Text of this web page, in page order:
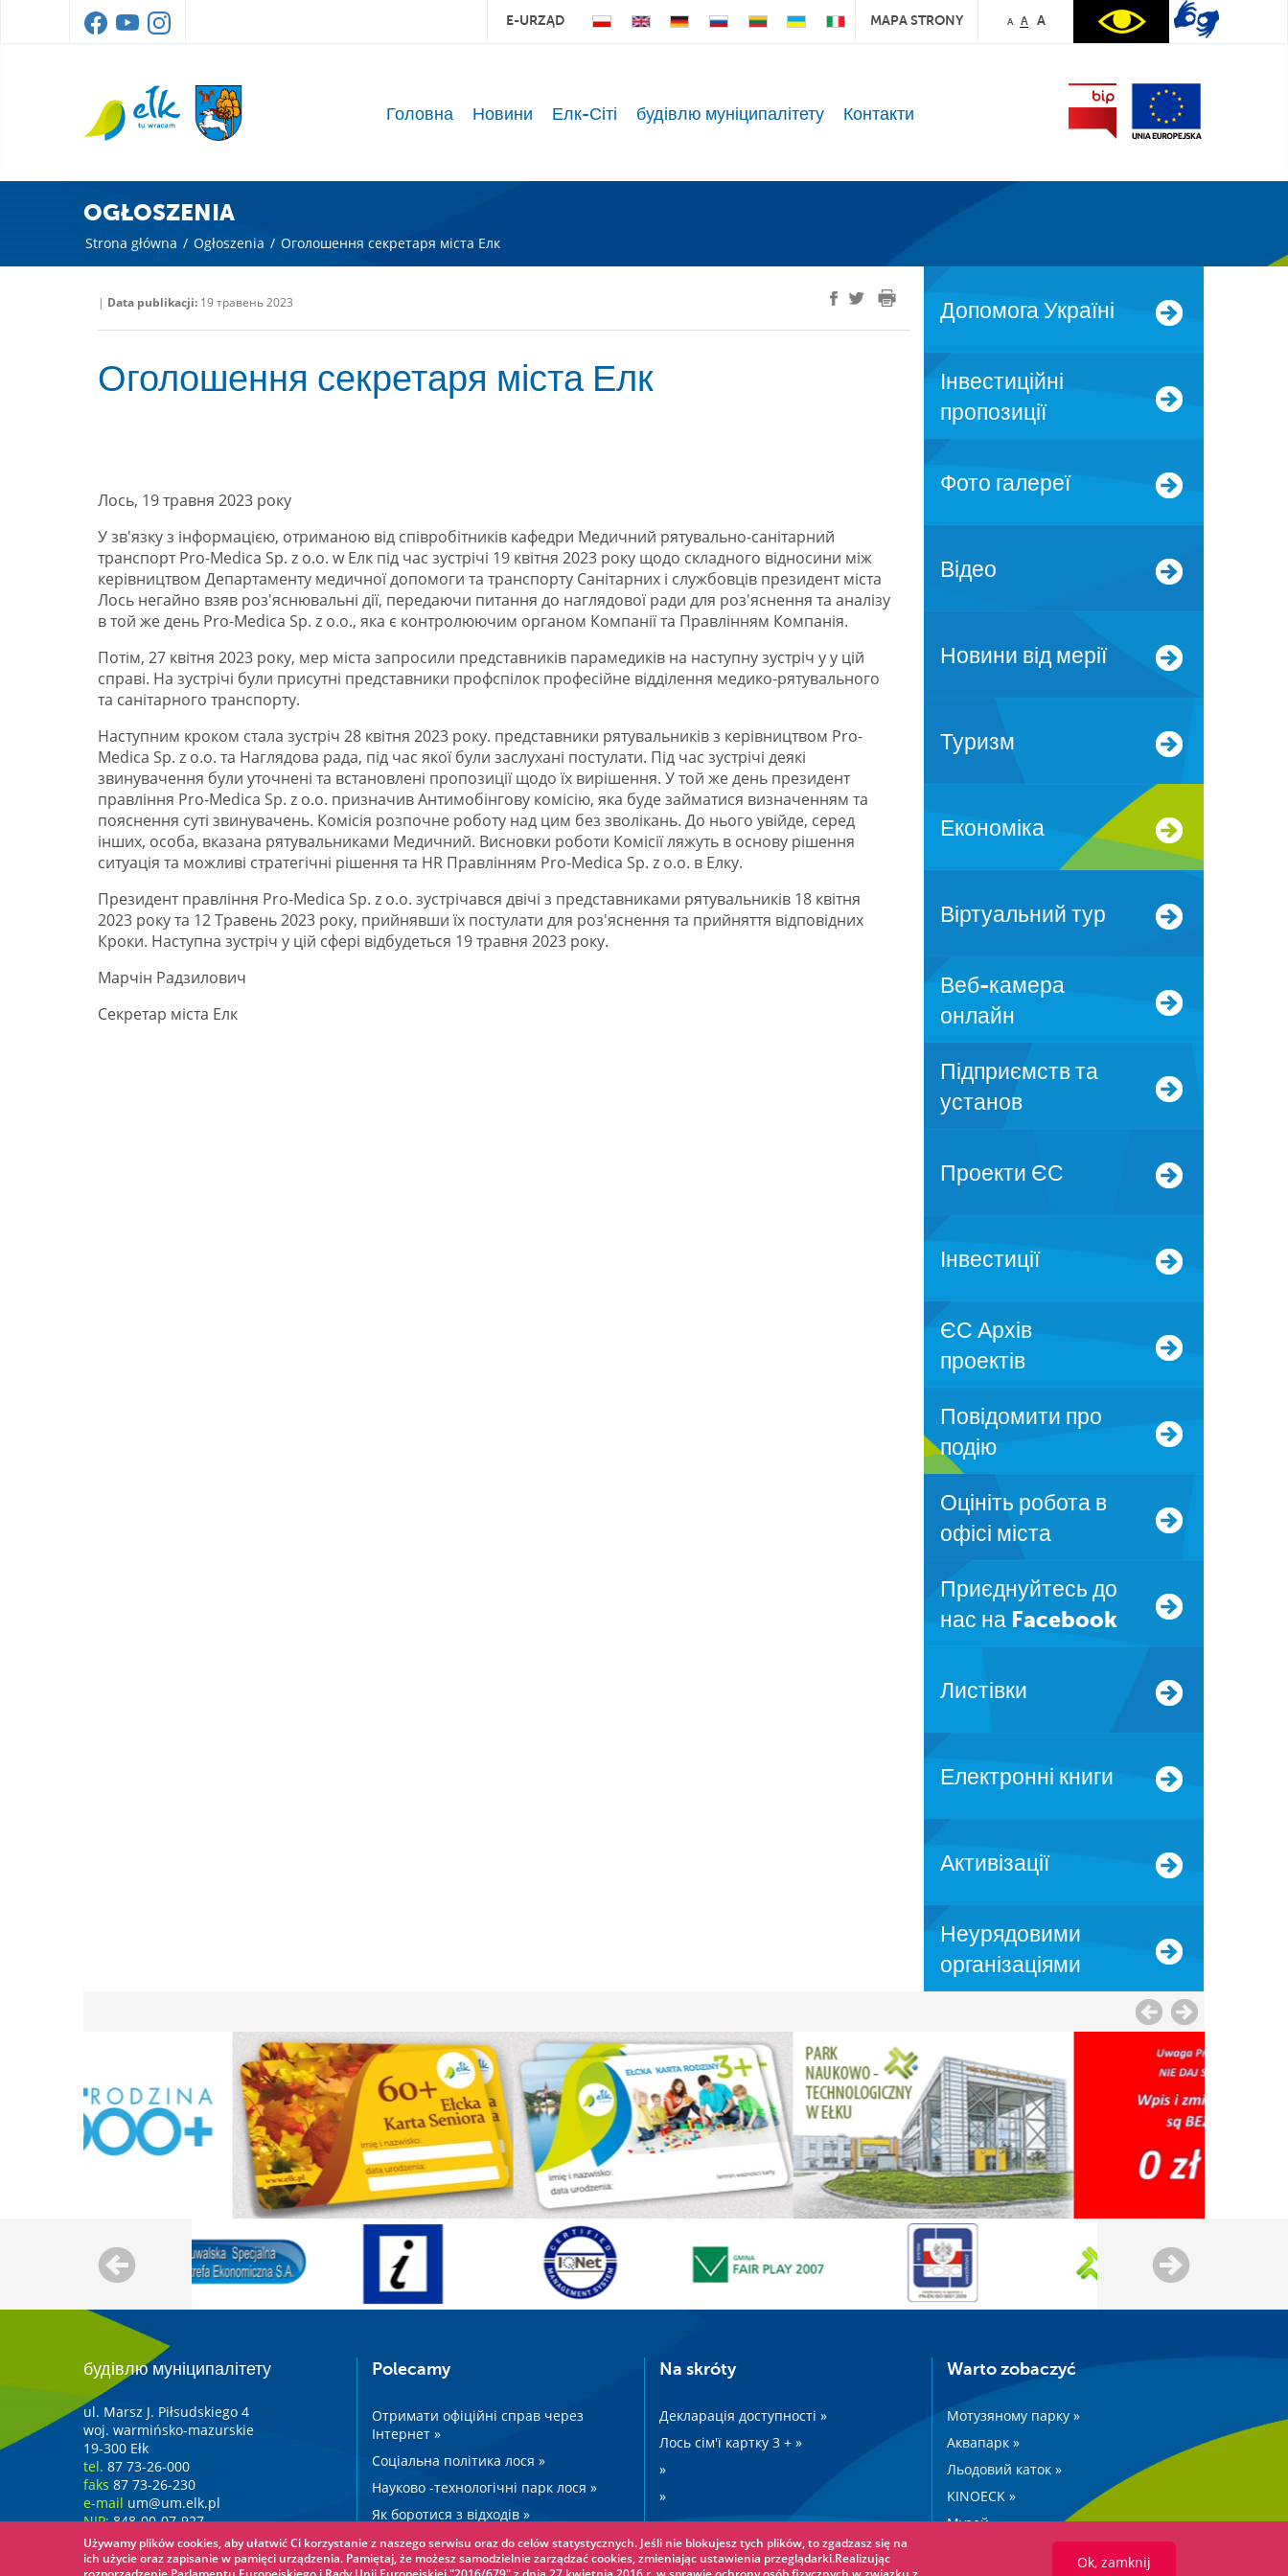
E-URZĄD MAPA STRONY A A A
Головна Новини Елк-Сіті будівлю муніципалітету Контакти
OGŁOSZENIA
Strona główna / Ogłoszenia / Оголошення секретаря міста Елк
| Data publikacji: 19 травень 2023
Оголошення секретаря міста Елк
Лось, 19 травня 2023 року
У зв'язку з інформацією, отриманою від співробітників кафедри Медичний рятувально-санітарний
транспорт Pro-Medica Sp. z o.o. w Елк під час зустрічі 19 квітня 2023 року щодо складного відносини між
керівництвом Департаменту медичної допомоги та транспорту Санітарних і службовців президент міста
Лось негайно взяв роз'яснювальні дії, передаючи питання до наглядової ради для роз'яснення та аналізу
в той же день Pro-Medica Sp. z o.o., яка є контролюючим органом Компанії та Правлінням Компанія.
Потім, 27 квітня 2023 року, мер міста запросили представників парамедиків на наступну зустріч у у цій
справі. На зустрічі були присутні представники профспілок професійне відділення медико-рятувального
та санітарного транспорту.
Наступним кроком стала зустріч 28 квітня 2023 року. представники рятувальників з керівництвом Pro-
Medica Sp. z o.o. та Наглядова рада, під час якої були заслухані постулати. Під час зустрічі деякі
звинувачення були уточнені та встановлені пропозиції щодо їх вирішення. У той же день президент
правління Pro-Medica Sp. z o.o. призначив Антимобінгову комісію, яка буде займатися визначенням та
пояснення суті звинувачень. Комісія розпочне роботу над цим без зволікань. До нього увійде, серед
інших, особа, вказана рятувальниками Медичний. Висновки роботи Комісії ляжуть в основу рішення
ситуація та можливі стратегічні рішення та HR Правлінням Pro-Medica Sp. z o.o. в Елку.
Президент правління Pro-Medica Sp. z o.o. зустрічався двічі з представниками рятувальників 18 квітня
2023 року та 12 Травень 2023 року, прийнявши їх постулати для роз'яснення та прийняття відповідних
Кроки. Наступна зустріч у цій сфері відбудеться 19 травня 2023 року.
Марчін Радзилович
Секретар міста Елк
допомога Україні
Інвестиційні
пропозиції
Фото галереї
Відео
Новини від мерії
Туризм
Економіка
Віртуальний тур
Веб-камера
онлайн
Підприємств та
установ
Проекти ЄС
Інвестиції
ЄС Архів
проектів
Повідомити про
подію
Оцініть робота в
офісі міста
Приєднуйтесь до
нас на Facebook
Листівки
Електронні книги
Активізації
Неурядовими
організаціями
будівлю муніципалітету
ul. Marsz J. Piłsudskiego 4
woj. warmińsko-mazurskie
19-300 Ełk
tel. 87 73-26-000
faks 87 73-26-230
e-mail um@um.elk.pl
NIP:848-00-07-927
REGON:000523287
Polecamy
Отримати офіційні справ через
Інтернет »
Соціальна політика лося »
Науково -технологічні парк лося »
Як боротися з відходів »
Na skróty
Декларація доступності »
Лось сім'ї картку 3 + »
»
»
»
»
Warto zobaczyć
Мотузяному парку »
Аквапарк »
Льодовий каток »
KINOECK »
Музей »
Używamy plików cookies, aby ułatwić Ci korzystanie z naszego serwisu oraz do celów statystycznych. Jeśli nie blokujesz tych plików, to zgadzasz się na
ich użycie oraz zapisanie w pamięci urządzenia. Pamiętaj, że możesz samodzielnie zarządzać cookies, zmieniając ustawienia przeglądarki.Realizując
Ok, zamknij